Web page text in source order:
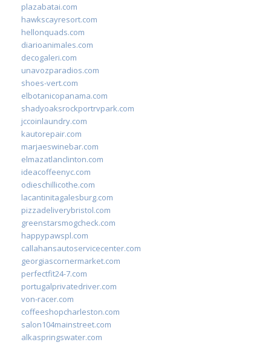
plazabatai.com
hawkscayresort.com
hellonquads.com
diarioanimales.com
decogaleri.com
unavozparadios.com
shoes-vert.com
elbotanicopanama.com
shadyoaksrockportrvpark.com
jccoinlaundry.com
kautorepair.com
marjaeswinebar.com
elmazatlanclinton.com
ideacoffeenyc.com
odieschillicothe.com
lacantinitagalesburg.com
pizzadeliverybristol.com
greenstarsmogcheck.com
happypawspl.com
callahansautoservicecenter.com
georgiascornermarket.com
perfectfit24-7.com
portugalprivatedriver.com
von-racer.com
coffeeshopcharleston.com
salon104mainstreet.com
alkaspringswater.com